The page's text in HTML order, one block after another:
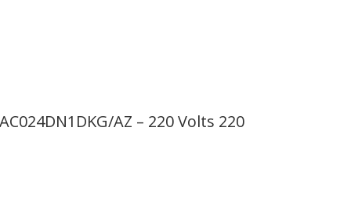
AZ – 220 Volts 220